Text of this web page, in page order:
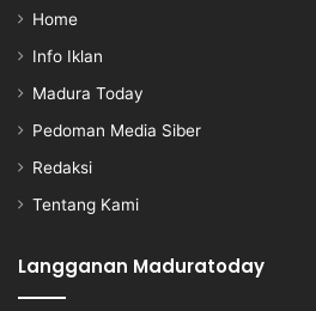
Home
Info Iklan
Madura Today
Pedoman Media Siber
Redaksi
Tentang Kami
Langganan Maduratoday